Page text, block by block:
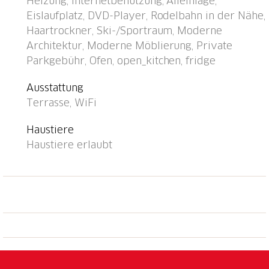
Skilift 5 km, Skischule 5 km, Kinderspielplatz 500 m.
Nahe gelegene Sehenswürdigkeiten: Stanserhorn 5
km. Bekannte Skigebiete sind gut erreichbar:
Klewenalp 5 km, Engelberg 20 km. Bekannte Seen in
der Umgebung sind gut erreichbar:
Vierwaldstättersee. Schiffsstation Ennetbürgen 50m
entfernt. Einkaufsladen Volg auch sonntags geöffnet.
Motorboot: Das Ferienhaus Seestern hat ein
Bootshaus. Exklusiv für die Feriengäste besteht die
Möglichkeit, das Motorboot (2021) während des
Selbstbehalt), exkl. Benzin. Für Gäste ohne
Eislaufplatz, DVD-Player, Rodelbahn in der Nähe,
Haartrockner, Ski-/Sportraum, Moderne
Architektur, Moderne Möblierung, Private
Parkgebühr, Ofen, open_kitchen, fridge
Ausstattung
Terrasse, WiFi
Haustiere
Haustiere erlaubt